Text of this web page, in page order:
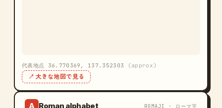
代表地点 36.770369, 137.352303 (approx)
↗ 大きな地図で見る
A Roman alphabet ROMAJI · ローマ字